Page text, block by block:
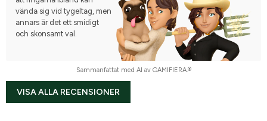
vända sig vid tygeltag, men
annars är det ett smidigt
och skonsamt val.
Sammanfattat med AI av GAMIFIERA.®
VISA ALLA RECENSIONER